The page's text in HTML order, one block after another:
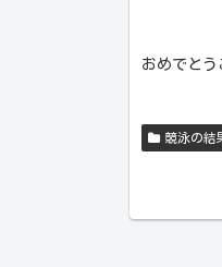
（山
おめでとう
競泳の結